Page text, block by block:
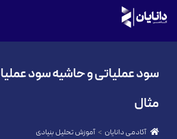
سود عملیاتی و حاشیه سود
مثال
آکادمی دانایان
آموزش تحلیل بنیادی